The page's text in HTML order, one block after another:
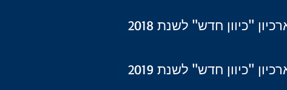
"כיוון חדש" לשנת 2018
"כיוון חדש" לשנת 2019